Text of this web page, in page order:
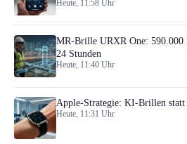
Heute, 11:58 Uhr
MR-Brille URXR One:
24 Stunden
Heute, 11:40 Uhr
Apple-Strategie: KI-Brillen
Heute, 11:31 Uhr